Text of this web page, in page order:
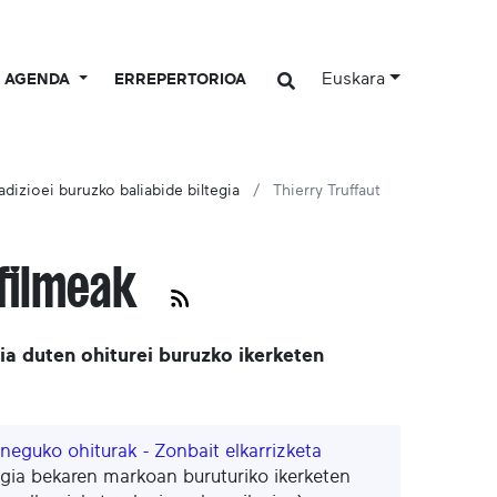
AGENDA ERREPERTORIOA Euskara
buruzko baliabide biltegia
Thierry Truffaut
duten ohiturei buruzko ikerketen
ohiturak - Zonbait elkarrizketa
bekaren markoan buruturiko ikerketen